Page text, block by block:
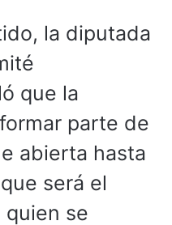
la diputada
que la
parte de
abierta hasta
será el
quien se